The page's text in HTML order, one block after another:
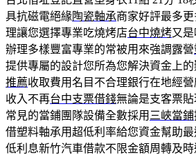
具抗磁電絕緣陶瓷軸承商家好評最多
理讓您選擇專業吃燒烤店台中燒烤又
辦理多樣豐富專業的常被用來強調露營
提供專屬的設計您所為您解決資金上
推薦收取費用名目不合理銀行在地經
收入不再台中支票借錢無論是支客票
常見的當鋪團隊設備全數採用 三峽當鋪
借塑料軸承用超低利率給您資金幫助
低利息新竹汽車借款不限金額周轉及